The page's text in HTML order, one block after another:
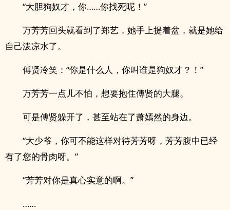
“大胆狗奴才，你……你找死呢！”
万芳芳回头就看到了郑艺，她手上提着盆，就是她给
自己泼凉水了。
傅贤冷笑：“你是什么人，你叫谁是狗奴才？！”
万芳芳一点儿不怕，想要抱住傅贤的大腿。
可是傅贤躲开了，甚至站在了萧嫣然的身边。
“大少爷，你可不能这样对待芳芳呀，芳芳腹中已经
有了您的骨肉呀。”
“芳芳对你是真心实意的啊。”
……